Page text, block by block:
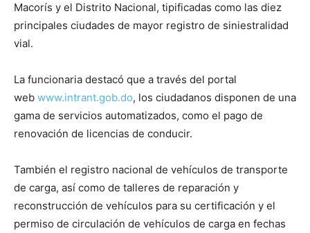
Macorís y el Distrito Nacional, tipificadas como las diez
principales ciudades de mayor registro de siniestralidad
vial.
La funcionaria destacó que a través del portal
web www.intrant.gob.do, los ciudadanos disponen de una
gama de servicios automatizados, como el pago de
renovación de licencias de conducir.
También el registro nacional de vehículos de transporte
de carga, así como de talleres de reparación y
reconstrucción de vehículos para su certificación y el
permiso de circulación de vehículos de carga en fechas